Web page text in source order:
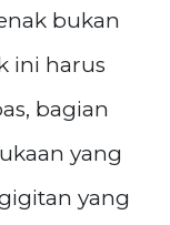
bukan
ini harus
bagian
yang
yang